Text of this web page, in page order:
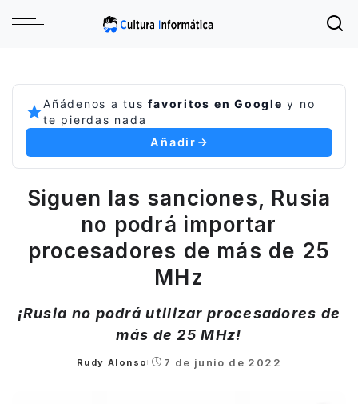
Añádenos a tusfavoritos en Google y no
te pierdas nada
Añadir
Siguen las sanciones, Rusia
no podrá importar
procesadores de más de 25
MHz
¡Rusia no podrá utilizar procesadores de
más de 25 MHz!
Posted
Rudy Alonso 7 de junio de 2022